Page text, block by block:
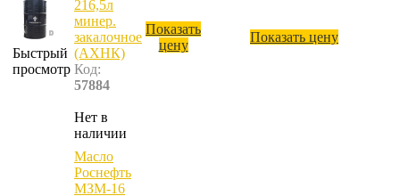
Быстрый
просмотр
216,5л
минер.
закалочное
(АХНК)
Код:
57884
Нет в
наличии
Показать
цену
Показать цену
Масло
Роснефть
МЗМ-16